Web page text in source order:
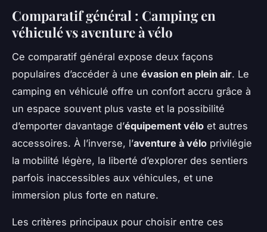
Comparatif général : Camping en
véhiculé vs aventure à vélo
Ce comparatif général expose deux façons
populaires d’accéder à une évasion en plein air. Le
camping en véhiculé offre un confort accru grâce à
un espace souvent plus vaste et la possibilité
d’emporter davantage d’équipement vélo et autres
accessoires. À l’inverse, l’aventure à vélo privilégie
la mobilité légère, la liberté d’explorer des sentiers
parfois inaccessibles aux véhicules, et une
immersion plus forte en nature.
Les critères principaux pour choisir entre ces